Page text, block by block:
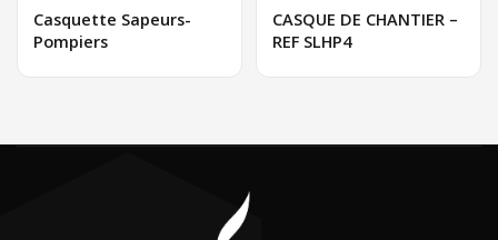
Casquette Sapeurs-
Pompiers
CASQUE DE CHANTIER –
REF SLHP4